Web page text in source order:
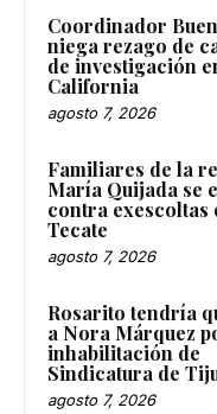
Coordinador
niega rezago de
de investigación
California
agosto 7, 2026
Familiares de la
María Quijada se
contra exescoltas
Tecate
agosto 7, 2026
Rosarito tendría
a Nora Márquez
inhabilitación de
Sindicatura de
agosto 7, 2026